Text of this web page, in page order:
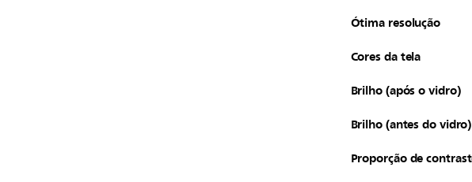
Ótima resolução
Cores da tela
Brilho (após o vidro)
Brilho (antes do vidro)
Proporção de